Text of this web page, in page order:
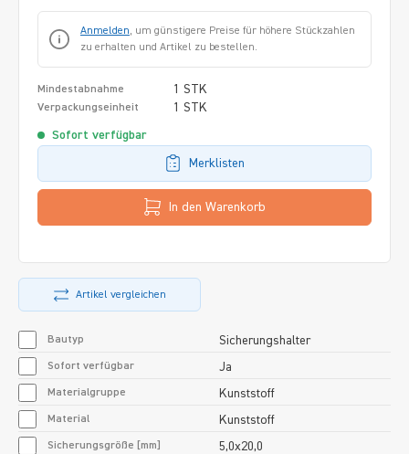
Anmelden, um günstigere Preise für höhere Stückzahlen
zu erhalten und Artikel zu bestellen.
Mindestabnahme 1 STK
Verpackungseinheit 1 STK
Sofort verfügbar
Merklisten
In den Warenkorb
Artikel vergleichen
Bautyp Sicherungshalter
Sofort verfügbar Ja
Materialgruppe Kunststoff
Material Kunststoff
Sicherungsgröße [mm] 5,0x20,0